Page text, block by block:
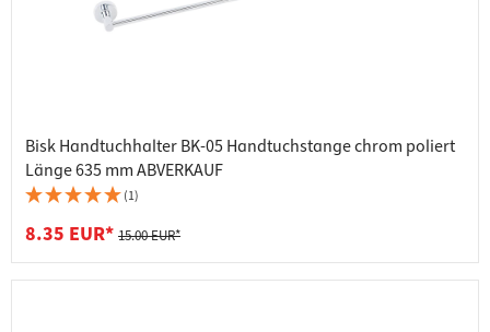
Bisk Handtuchhalter BK-05 Handtuchstange chrom poliert
Länge 635 mm ABVERKAUF
(1)
8.35 EUR* 15.00 EUR*